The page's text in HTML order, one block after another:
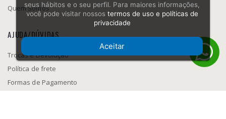
Quem Somos
AJUDA/DÚVIDAS
Trocas e Devolução
Política de frete
Formas de Pagamento
seus hábitos e o seu perfil. Para maiores informações,
você pode visitar nossos termos de uso e políticas de
privacidade
Aceitar